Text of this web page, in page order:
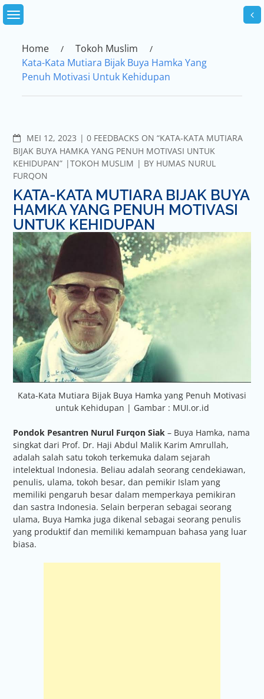
Skip
Home
Tokoh Muslim
Kata-Kata Mutiara Bijak Buya Hamka Yang
Penuh Motivasi Untuk Kehidupan
MEI 12, 2023 COMMENTS
0 FEEDBACKS ON “KATA-KATA MUTIARA
BIJAK BUYA HAMKA YANG PENUH MOTIVASI UNTUK
KEHIDUPAN”
TOKOH MUSLIM BY HUMAS NURUL
FURQON
KATA-KATA MUTIARA BIJAK BUYA
HAMKA YANG PENUH MOTIVASI
UNTUK KEHIDUPAN
Kata-Kata Mutiara Bijak Buya Hamka yang Penuh Motivasi
untuk Kehidupan | Gambar : MUI.or.id
Pondok Pesantren Nurul Furqon Siak – Buya Hamka, nama
singkat dari Prof. Dr. Haji Abdul Malik Karim Amrullah,
adalah salah satu tokoh terkemuka dalam sejarah
intelektual Indonesia. Beliau adalah seorang cendekiawan,
penulis, ulama, tokoh besar, dan pemikir Islam yang
memiliki pengaruh besar dalam memperkaya pemikiran
dan sastra Indonesia. Selain berperan sebagai seorang
ulama, Buya Hamka juga dikenal sebagai seorang penulis
yang produktif dan memiliki kemampuan bahasa yang luar
biasa.